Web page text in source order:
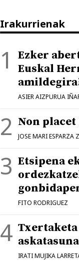
Irakurrienak
Ezker
Euskal
ASIER AIZPURUA
Non
JOSE MARI ESPARZA
Etsipena
FITO RODRIGUEZ
Txertaketa
IRATI MUJIKA